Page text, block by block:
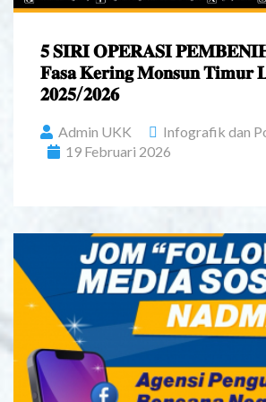
𝟓 𝐒𝐈𝐑𝐈 𝐎𝐏𝐄𝐑𝐀𝐒𝐈
𝐅𝐚𝐬𝐚 𝐊𝐞𝐫𝐢𝐧𝐠 𝐌𝐨𝐧𝐬𝐮𝐧 𝐓𝐢𝐦𝐮𝐫
𝟐𝟎𝟐𝟓/𝟐𝟎𝟐𝟔
Admin UKK
Infografik dan
19 Februari 2026